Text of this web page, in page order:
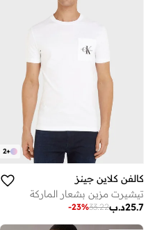
+
2
كالفن كلاين جينز
تيشيرت مزين بشعار الماركة
د.ب25.7
33.22
-23%